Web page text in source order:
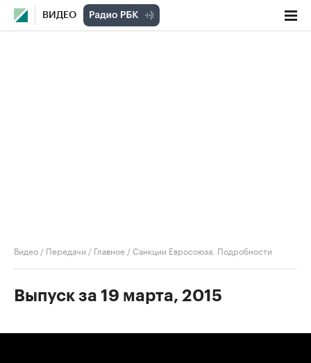
ВИДЕО
Видео / Передачи / Главное /Санкции Евросоюза. Подробности
Выпуск за 19 марта, 2015